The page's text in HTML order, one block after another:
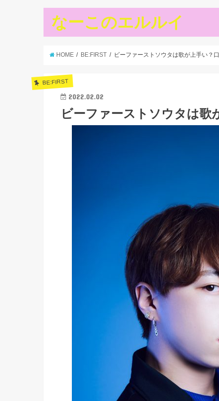
なーこのエルルイ
HOME BE:FIRST ビーファーストソウタは歌が上手い？
BE:FIRST
2022.02.02
ビーファーストソウタは歌